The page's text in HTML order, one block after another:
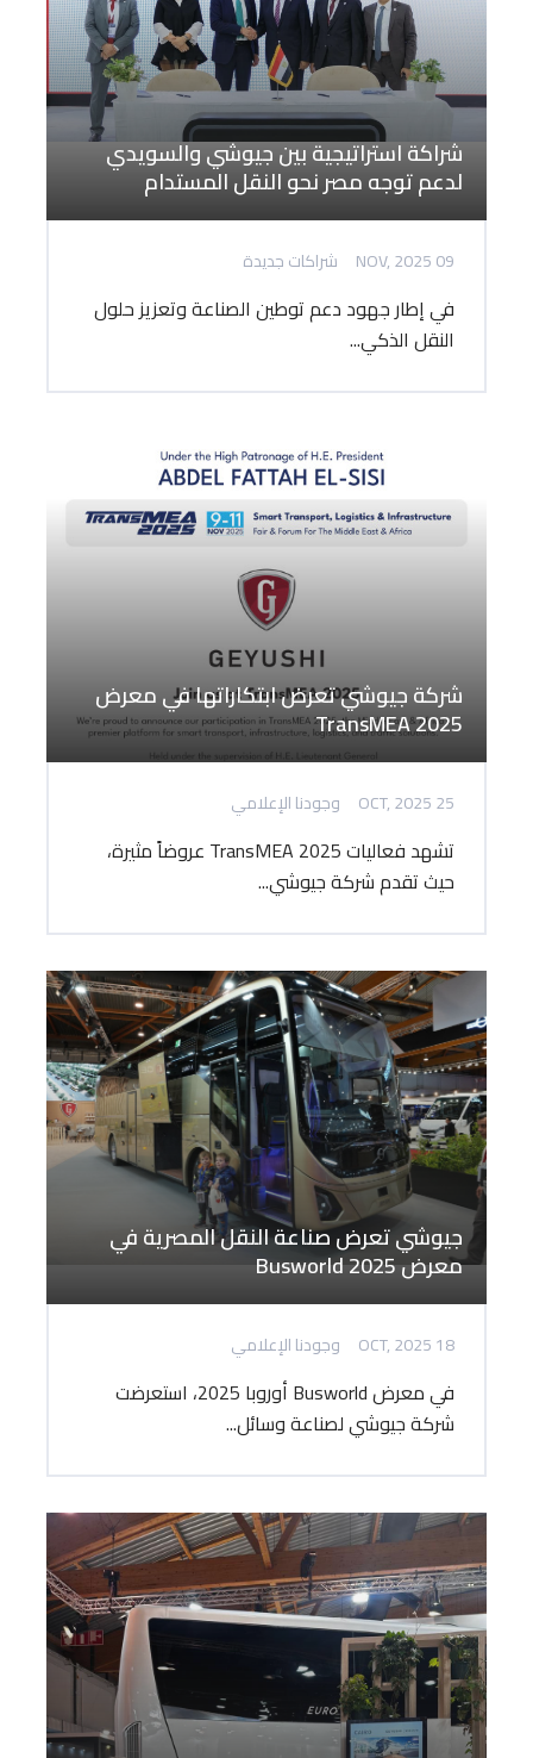
شراكة استراتيجية بين جيوشي والسويدي
لدعم توجه مصر نحو النقل المستدام
09 NOV, 2025 شراكات جديدة
في إطار جهود دعم توطين الصناعة وتعزيز حلول
النقل الذكي...
شركة جيوشي تعرض ابتكاراتها في معرض
TransMEA 2025
25 OCT, 2025 وجودنا الإعلامي
تشهد فعاليات TransMEA 2025 عروضاً مثيرة،
حيث تقدم شركة جيوشي...
جيوشي تعرض صناعة النقل المصرية في
معرض Busworld 2025
18 OCT, 2025 وجودنا الإعلامي
في معرض Busworld أوروبا 2025، استعرضت
شركة جيوشي لصناعة وسائل...